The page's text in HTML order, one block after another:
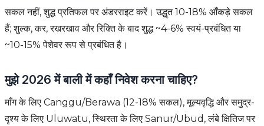
सकल नहीं, शुद्ध प्रतिफल पर अंडरराइट करें। उद्धृत 10-18% आँकड़े सकल
हैं; शुल्क, कर, रखरखाव और रिक्ति के बाद शुद्ध ~4-6% स्वयं-प्रबंधित या
~10-15% पेशेवर रूप से प्रबंधित है।
मुझे 2026 में बाली में कहाँ निवेश करना चाहिए?
माँग के लिए Canggu/Berawa (12-18% सकल), मूल्यवृद्धि और समुद्र-
दृश्य के लिए Uluwatu, स्थिरता के लिए Sanur/Ubud, लंबे क्षितिज पर